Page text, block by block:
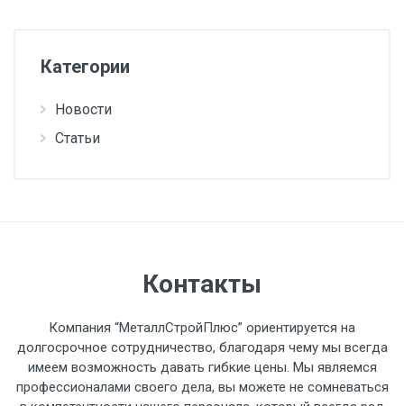
Категории
Новости
Статьи
Контакты
Компания “МеталлСтройПлюс” ориентируется на
долгосрочное сотрудничество, благодаря чему мы всегда
имеем возможность давать гибкие цены. Мы являемся
профессионалами своего дела, вы можете не сомневаться